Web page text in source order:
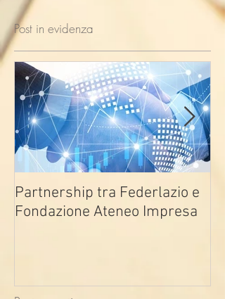
Post in evidenza
Partnership tra Federlazio e
Fondazione Ateneo Impresa